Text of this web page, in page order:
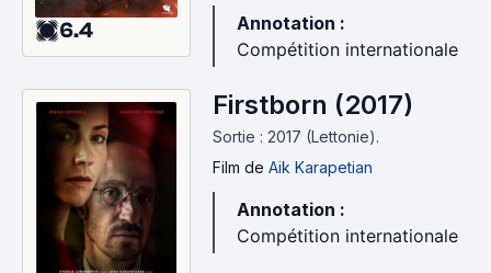
6.4
Annotation :
Compétition internationale
Firstborn (2017)
Sortie : 2017 (Lettonie).
Film de Aik Karapetian
Annotation :
Compétition internationale